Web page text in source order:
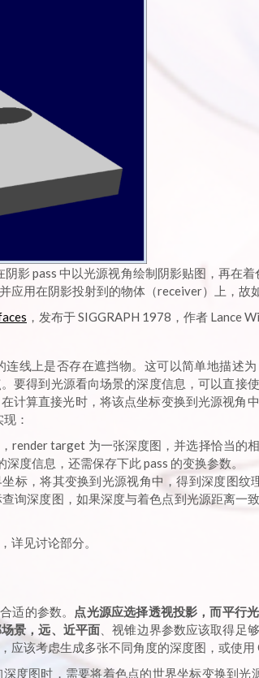
影 pass 中以光源视角绘制阴影贴图，再在着
用在阴影投射到的物体（receiver）上，故
，发布于 SIGGRAPH 1978，作者 Lance
线上是否存在遮挡物。这可以简单地描述
要得到光源看向场景的深度信息，可以直接
计算直接光时，将该点坐标变换到光源视角
：
render target 为一张深度图，并选择恰当的
度信息，还需保存下此 pass 的变换参数。
标，将其变换到光源视角中，得到深度图纹
询深度图，如果深度与着色点到光源距离一
详见讨论部分。
适的参数。 点光源应选择透视投影，而平行
景，远、近平面 、视锥边界参数应该取得足
该考虑生成多张不同角度的深度图，或使用
度图时，需要将着色点的世界坐标变换到光